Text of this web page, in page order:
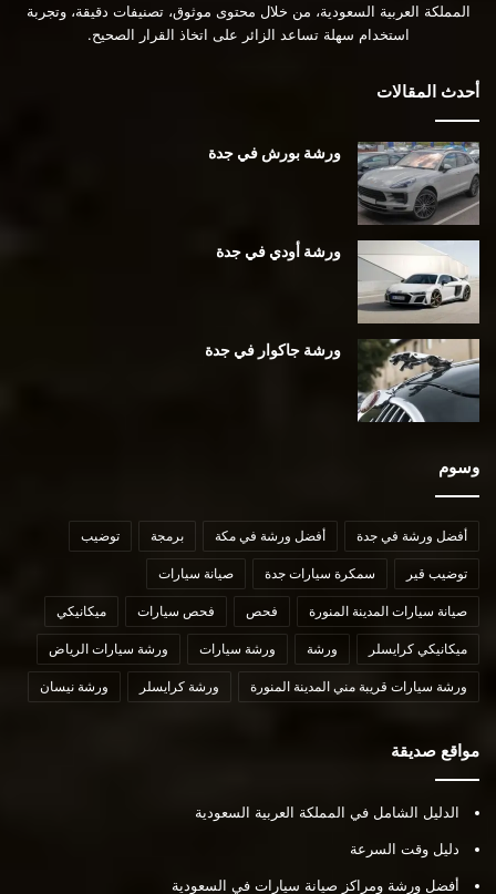
المملكة العربية السعودية، من خلال محتوى موثوق، تصنيفات دقيقة، وتجربة
استخدام سهلة تساعد الزائر على اتخاذ القرار الصحيح.
أحدث المقالات
ورشة بورش في جدة
ورشة أودي في جدة
ورشة جاكوار في جدة
وسوم
أفضل ورشة في جدة أفضل ورشة في مكة برمجة توضيب
توضيب قير سمكرة سيارات جدة صيانة سيارات
صيانة سيارات المدينة المنورة فحص فحص سيارات ميكانيكي
ميكانيكي كرايسلر ورشة ورشة سيارات ورشة سيارات الرياض
ورشة سيارات قريبة مني المدينة المنورة ورشة كرايسلر ورشة نيسان
مواقع صديقة
الدليل الشامل في المملكة العربية السعودية
دليل وقت السرعة
أفضل ورشة ومراكز صيانة سيارات في السعودية